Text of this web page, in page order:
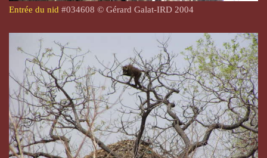
Entrée du nid #034608 © Gérard Galat-IRD 2004